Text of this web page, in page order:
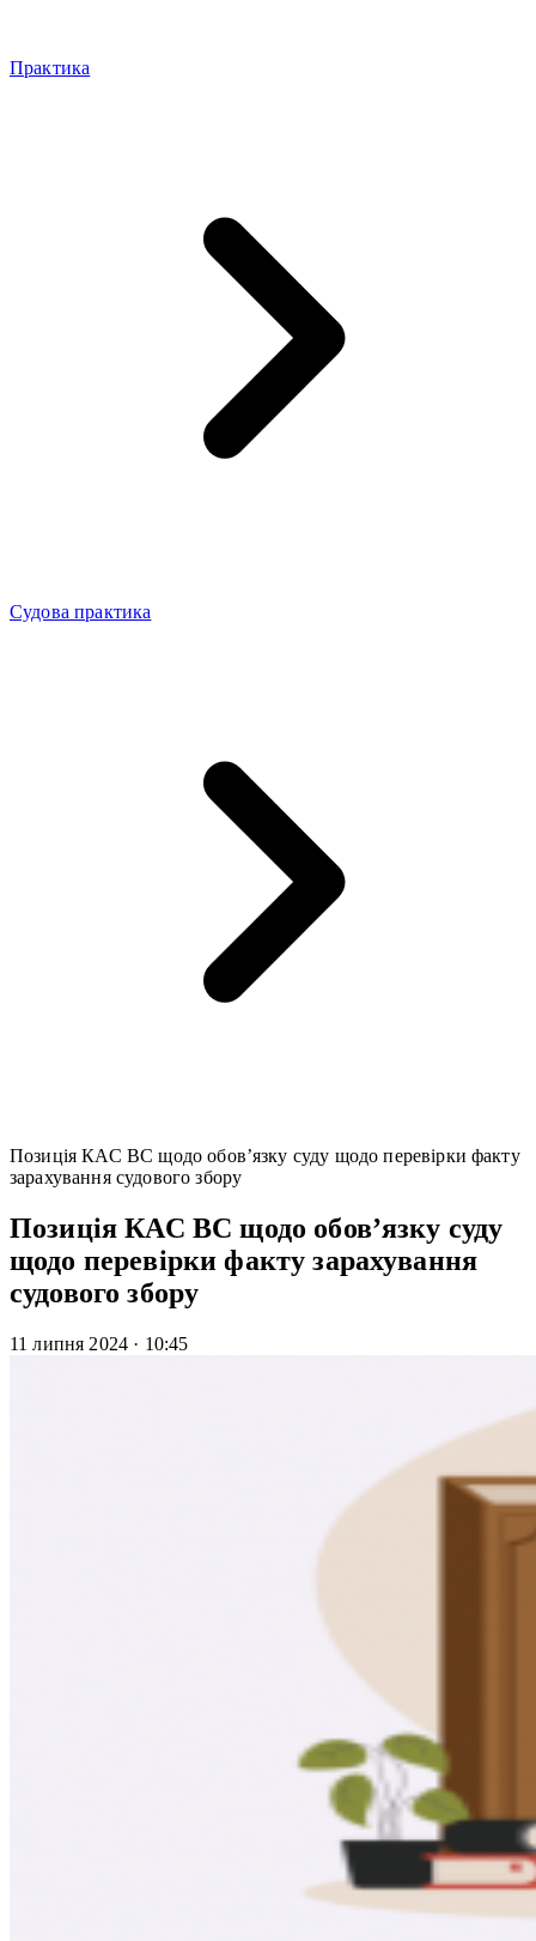
Практика
Судова практика
Позиція КАС ВС щодо обов’язку суду щодо перевірки факту
зарахування судового збору
Позиція КАС ВС щодо обов’язку суду
щодо перевірки факту зарахування
судового збору
11 липня 2024 · 10:45